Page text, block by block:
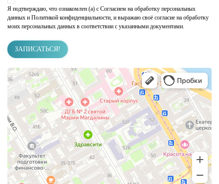
Я подтверждаю, что ознакомлен (а) с Согласием на обработку персональных
данных и Политикой конфиденциальности, и выражаю своё согласие на обработку
моих персональных данных в соответствии с указанными документами.
ЗАПИСАТЬСЯ!